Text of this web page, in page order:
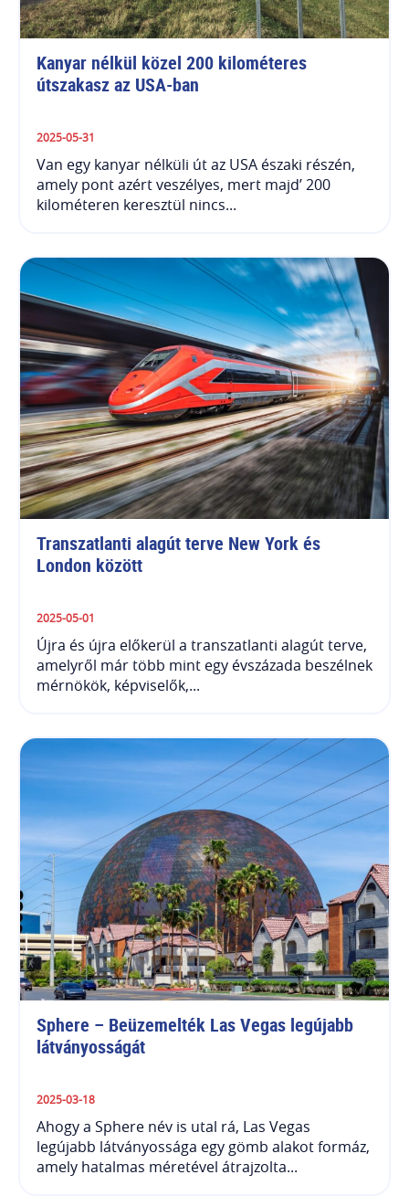
Kanyar nélkül közel 200 kilométeres
útszakasz az USA-ban
2025-05-31
Van egy kanyar nélküli út az USA északi részén,
amely pont azért veszélyes, mert majd’ 200
kilométeren keresztül nincs...
Transzatlanti alagút terve New York és
London között
2025-05-01
Újra és újra előkerül a transzatlanti alagút terve,
amelyről már több mint egy évszázada beszélnek
mérnökök, képviselők,...
Sphere – Beüzemelték Las Vegas legújabb
látványosságát
2025-03-18
Ahogy a Sphere név is utal rá, Las Vegas
legújabb látványossága egy gömb alakot formáz,
amely hatalmas méretével átrajzolta...